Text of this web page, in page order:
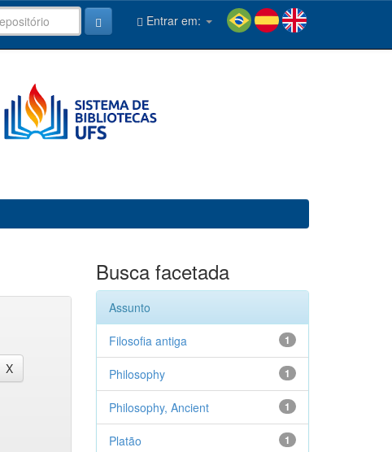
Entrar em:
Busca facetada
Assunto
1
Filosofia antiga
1
Philosophy
1
Philosophy, Ancient
1
Platão